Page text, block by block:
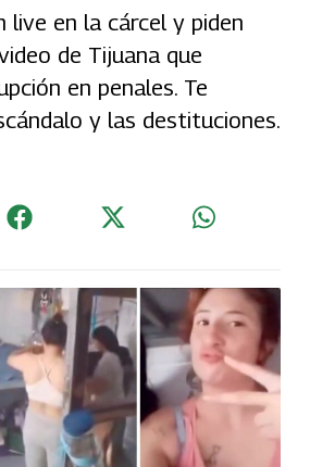
live en la cárcel y piden
de Tijuana que
en penales. Te
y las destituciones.